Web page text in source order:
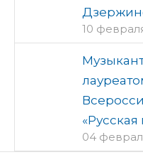
10
«Русская
04